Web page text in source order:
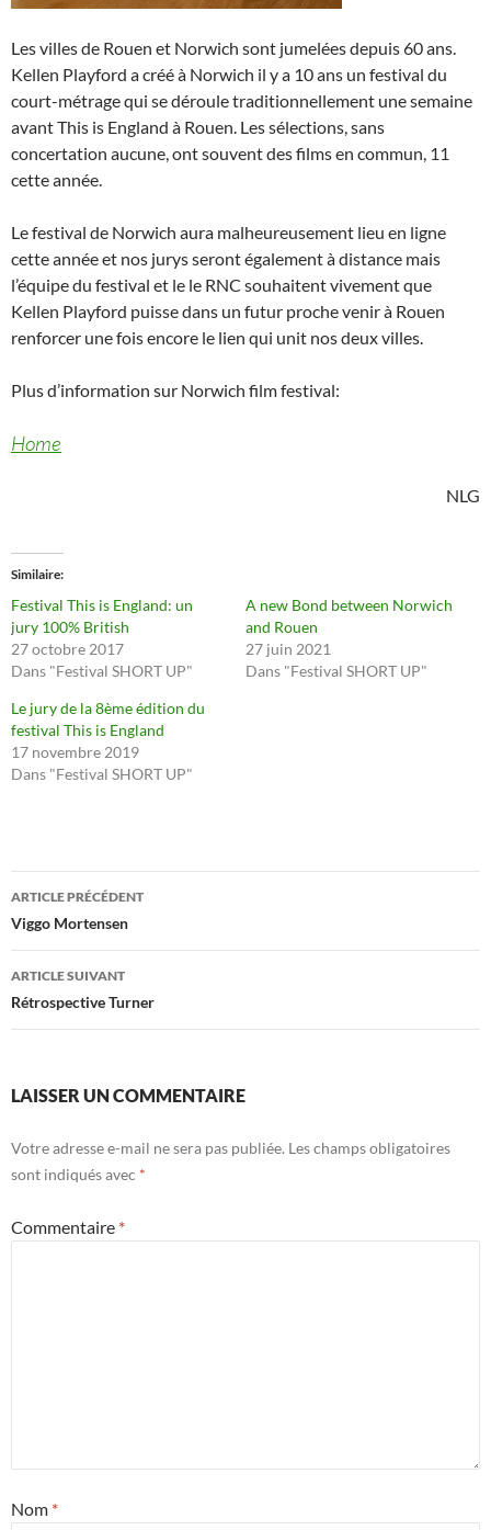
Les villes de Rouen et Norwich sont jumelées depuis 60 ans.
Kellen Playford a créé à Norwich il y a 10 ans un festival du
court-métrage qui se déroule traditionnellement une semaine
avant This is England à Rouen. Les sélections, sans
concertation aucune, ont souvent des films en commun, 11
cette année.
Le festival de Norwich aura malheureusement lieu en ligne
cette année et nos jurys seront également à distance mais
l’équipe du festival et le le RNC souhaitent vivement que
Kellen Playford puisse dans un futur proche venir à Rouen
renforcer une fois encore le lien qui unit nos deux villes.
Plus d’information sur Norwich film festival:
Home
NLG
Similaire
Festival This is England: un
jury 100% British
27 octobre 2017
Dans "Festival SHORT UP"
A new Bond between Norwich
and Rouen
27 juin 2021
Dans "Festival SHORT UP"
Le jury de la 8ème édition du
festival This is England
17 novembre 2019
Dans "Festival SHORT UP"
Navigation
des
articles
ARTICLE PRÉCÉDENT
Viggo Mortensen
ARTICLE SUIVANT
Rétrospective Turner
LAISSER UN COMMENTAIRE
Votre adresse e-mail ne sera pas publiée. Les champs obligatoires
sont indiqués avec *
Commentaire *
Nom *